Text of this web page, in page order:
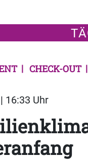
CHECK-OUT
16:33 Uhr